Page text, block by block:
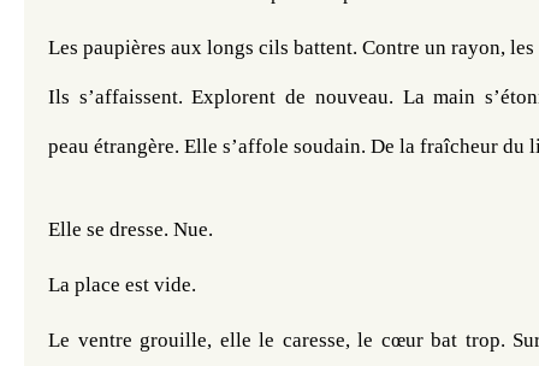
Les paupières aux longs cils battent. Contre un rayon, les
Ils s’affaissent. Explorent de nouveau. La main
peau étrangère. Elle s’affole soudain. De la fraîcheur du
Elle se dresse. Nue.
La place est vide.
Le ventre grouille, elle le caresse, le cœur bat trop.